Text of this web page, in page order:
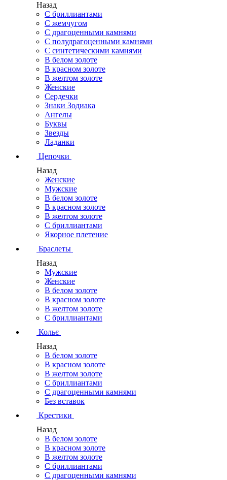
Назад
С бриллиантами
С жемчугом
С драгоценными камнями
С полудрагоценными камнями
С синтетическими камнями
В белом золоте
В красном золоте
В желтом золоте
Женские
Сердечки
Знаки Зодиака
Ангелы
Буквы
Звезды
Ладанки
Цепочки
Назад
Женские
Мужские
В белом золоте
В красном золоте
В желтом золоте
С бриллиантами
Якорное плетение
Браслеты
Назад
Мужские
Женские
В белом золоте
В красном золоте
В желтом золоте
С бриллиантами
Кольє
Назад
В белом золоте
В красном золоте
В желтом золоте
С бриллиантами
С драгоценными камнями
Без вставок
Крестики
Назад
В белом золоте
В красном золоте
В желтом золоте
С бриллиантами
С драгоценными камнями